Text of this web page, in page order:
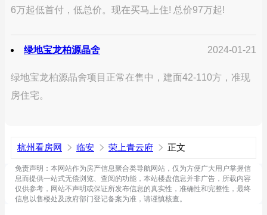
6万起低首付，低总价。现在买马上住! 总价97万起!
绿地宝龙柏源晶舍 2024-01-21
绿地宝龙柏源晶舍项目正常在售中，建面42-110方，准现
房住宅。
杭州看房网 临安 荣上青云府 正文
免责声明：本网站作为房产信息聚合类导航网站，仅为方便广大用户掌握信
息而提供一站式无偿浏览、查阅的功能，本站楼盘信息并非广告，所载内容
仅供参考，网站不声明或保证所发布信息的真实性，准确性和完整性，最终
信息以售楼处及政府部门登记备案为准，请谨慎核查。